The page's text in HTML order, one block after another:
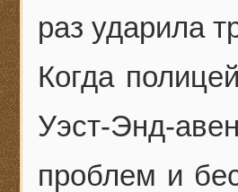
раз ударила
Когда
Уэст-Энд-
проблем и